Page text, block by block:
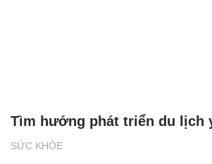
SỨC KHỎE
Tìm hướng phát triển du lịch